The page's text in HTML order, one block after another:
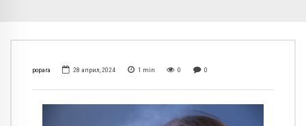
popara 28 април, 2024 1 min 0 0